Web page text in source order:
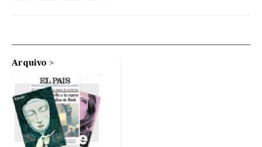
Arquivo